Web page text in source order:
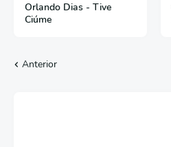
Orlando Dias - Tive
Ciúme
Anterior